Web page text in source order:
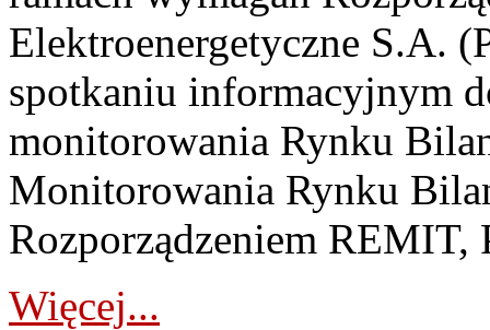
Elektroenergetyczne S.A.
spotkaniu informacyjnym
monitorowania Rynku
Monitorowania Rynku
Rozporządzeniem REMIT,
Więcej...